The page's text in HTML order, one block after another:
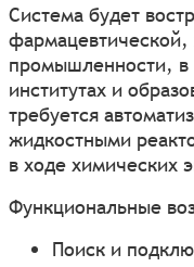
Система будет
промышленности, в
институтах и
требуется
жидкостными
в ходе химических
Функциональные
Поиск и